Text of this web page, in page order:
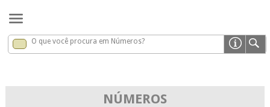
Números x
O que você procura em Números?
NÚMEROS